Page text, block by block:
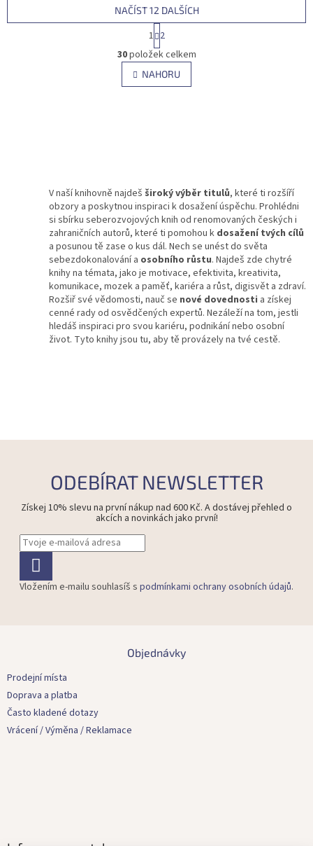
O
v
l
á
k
y
v
ý
p
i
s
u
NAČÍST 12 DALŠÍCH
t
r
á
n
k
1 2
30položek celkem
NAHORU
V naší knihovně najdeš široký výběr titulů, které ti rozšíří
obzory a poskytnou inspiraci k dosažení úspěchu. Prohlédni
si sbírku seberozvojových knih od renomovaných českých i
zahraničních autorů, které ti pomohou k dosažení tvých cílů
a posunou tě zase o kus dál. Nech se unést do světa
sebezdokonalování a osobního růstu. Najdeš zde chytré
knihy na témata, jako je motivace, efektivita, kreativita,
komunikace, mozek a paměť, kariéra a růst, digisvět a zdraví.
Rozšiř své vědomosti, nauč se nové dovednosti a získej
cenné rady od osvědčených expertů. Nezáleží na tom, jestli
hledáš inspiraci pro svou kariéru, podnikání nebo osobní
život. Tyto knihy jsou tu, aby tě provázely na tvé cestě.
ODEBÍRAT NEWSLETTER
Získej 10% slevu na první nákup nad 600 Kč. A dostávej přehled o
akcích a novinkách jako první!
Vložením e-mailu souhlasíš s podmínkami ochrany osobních údajů.
Objednávky
Prodejní místa
Doprava a platba
Často kladené dotazy
Vrácení / Výměna / Reklamace